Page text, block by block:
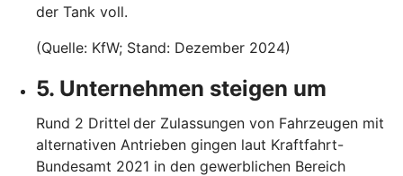
der Tank voll.
(Quelle: KfW; Stand: Dezember 2024)
5. Unternehmen steigen um
Rund 2 Drittel der Zulassungen von Fahrzeugen mit
alternativen Antrieben gingen laut Kraftfahrt-
Bundesamt 2021 in den gewerblichen Bereich